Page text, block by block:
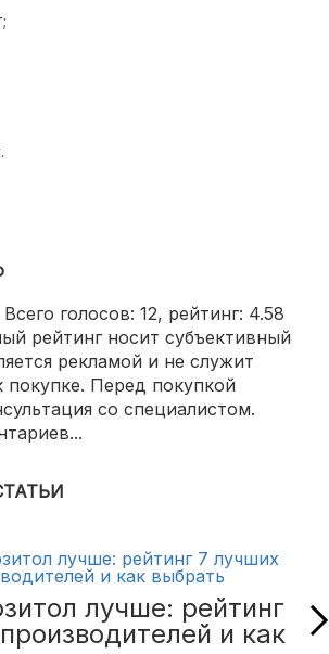
с простудой.
Всего голосов: 12, рейтинг: 4.58
рейтинг носит субъективный
рекламой и не служит
покупке. Перед покупкой
со специалистом.
лучше: рейтинг
и как